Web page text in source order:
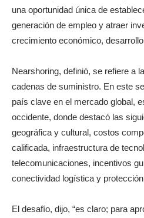
una oportunidad única de
generación de empleo y atraer
crecimiento económico, desarrollo
Nearshoring, definió, se refiere a
cadenas de suministro. En este
país clave en el mercado global,
occidente, donde destacó las
geográfica y cultural, costos
calificada, infraestructura de
telecomunicaciones, incentivos
conectividad logística y
El desafío, dijo, “es claro; para